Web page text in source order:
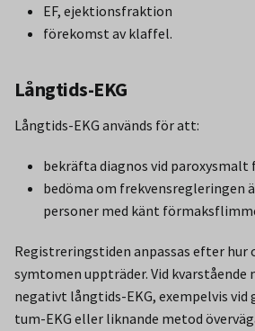
EF, ejektionsfraktion
förekomst av klaffel.
Långtids-EKG
Långtids-EKG används för att:
bekräfta diagnos vid
bedöma om frekvensregleringen
personer med känt
Registreringstiden anpassas efter hur
symtomen uppträder. Vid
negativt långtids-EKG, exempelvis vid
tum-EKG eller liknande metod